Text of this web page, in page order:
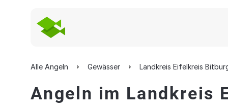
Alle Angeln Gewässer Landkreis Eifelkreis
Angeln im Landkreis